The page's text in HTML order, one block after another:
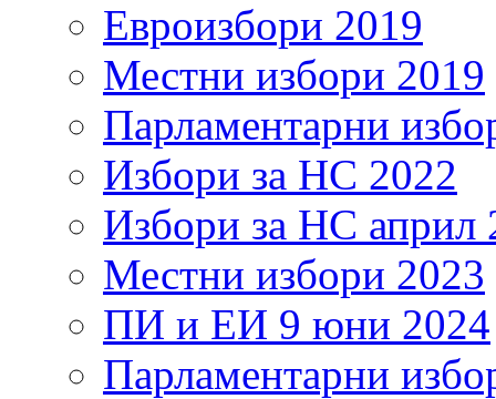
Евроизбори 2019
Местни избори 2019
Парламентарни
Избори за НС 2022
Избори за НС април
Местни избори 2023
ПИ и ЕИ 9 юни 2024
Парламентарни